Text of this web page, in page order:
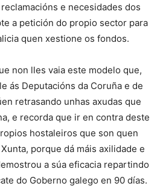
e necesidades dos
a petición do propio sector para
quen xestione os fondos.
non lles vaia este modelo que,
ás Deputacións da Coruña e de
retrasando unhas axudas que
e recorda que ir en contra deste
hostaleiros que son quen
porque dá máis axilidade e
a súa eficacia repartindo
do Goberno galego en 90 días.